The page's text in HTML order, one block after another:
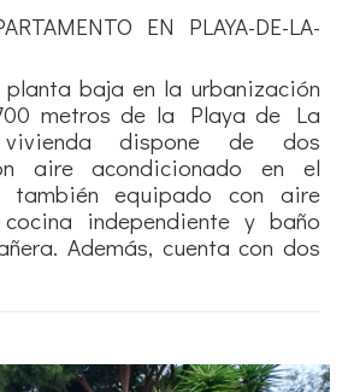
EN PLAYA-DE-LA-
baja en la urbanización
metros de la Playa de La
dispone de dos
aire acondicionado en el
también equipado con aire
independiente y baño
Además, cuenta con dos